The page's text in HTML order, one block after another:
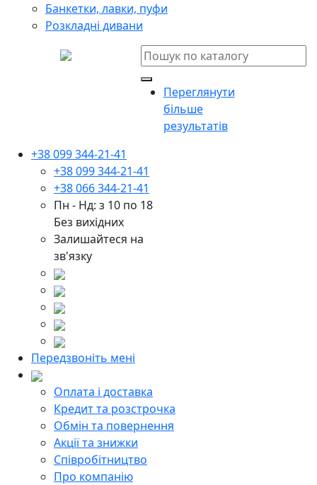
Банкетки, лавки, пуфи
Розкладні дивани
Переглянути
більше
результатів
+38 099 344-21-41
+38 099 344-21-41
+38 066 344-21-41
Пн - Нд: з 10 по 18
Без вихідних
Залишайтеся на
зв'язку
Передзвоніть мені
Оплата і доставка
Кредит та розстрочка
Обмін та повернення
Акції та знижки
Cпівробітництво
Про компанію